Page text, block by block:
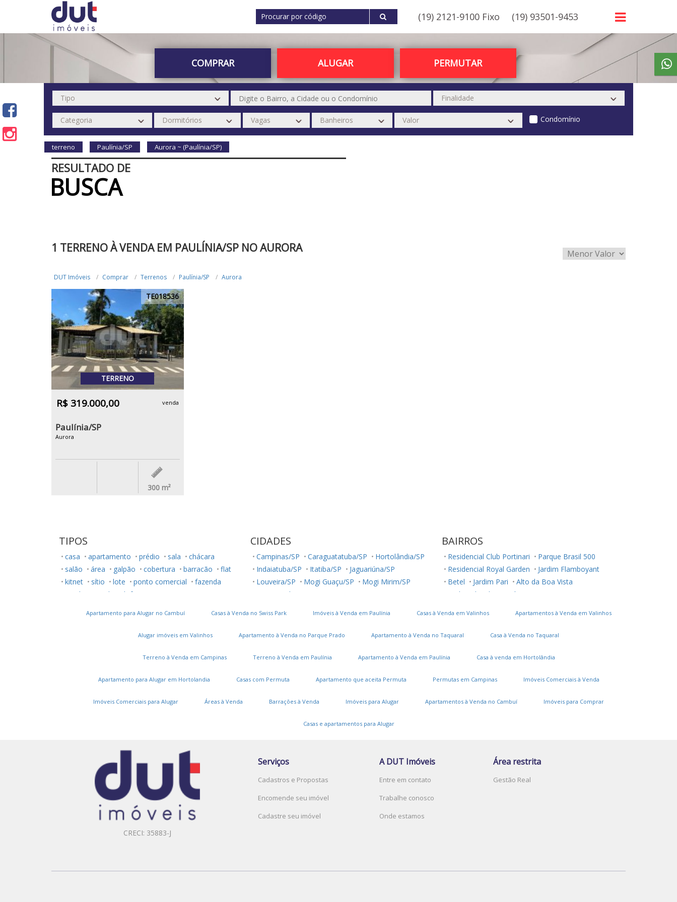
(19) 2121-9100 Fixo (19) 93501-9453
COMPRAR ALUGAR PERMUTAR
Condomínio
terreno Paulínia/SP Aurora ~ (Paulínia/SP)
RESULTADO DE
BUSCA
1 TERRENO À VENDA EM PAULÍNIA/SP NO AURORA
DUT Imóveis Comprar Terrenos Paulínia/SP Aurora
TE018536
TERRENO
R$ 319.000,00 venda
Paulínia/SP
Aurora
300 m²
TIPOS
casa apartamento prédio sala
chácara
salão
área galpão cobertura barracão
flat
kitnet
sítio lote ponto comercial
fazenda
rancho
studio loft
CIDADES
Campinas/SP Caraguatatuba/SP
Hortolândia/SP
Indaiatuba/SP
Itatiba/SP
Jaguariúna/SP
Louveira/SP
Mogi Guaçu/SP
Mogi Mirim/SP
Monte Belo/MG
Vinhedo/SP
BAIRROS
Residencial Club Portinari
Parque Brasil 500
Residencial Royal Garden
Jardim Flamboyant
Betel
Jardim Pari
Alto da Boa Vista
Jardim Planalto
Raízes
Apartamento para Alugar no Cambuí Casas à Venda no Swiss Park Imóveis à Venda em Paulínia Casas à Venda em Valinhos Apartamentos à Venda em Valinhos
Alugar imóveis em Valinhos Apartamento à Venda no Parque Prado Apartamento à Venda no Taquaral Casa à Venda no Taquaral
Terreno à Venda em Campinas Terreno à Venda em Paulínia Apartamento à Venda em Paulínia Casa à venda em Hortolândia
Apartamento para Alugar em Hortolandia Casas com Permuta Apartamento que aceita Permuta Permutas em Campinas Imóveis Comerciais à Venda
Imóveis Comerciais para Alugar Áreas à Venda Barrações à Venda Imóveis para Alugar Apartamentos à Venda no Cambuí Imóveis para Comprar
Casas e apartamentos para Alugar
CRECI: 35883-J
Serviços
Cadastros e Propostas
Encomende seu imóvel
Cadastre seu imóvel
A DUT Imóveis
Entre em contato
Trabalhe conosco
Onde estamos
Área restrita
Gestão Real